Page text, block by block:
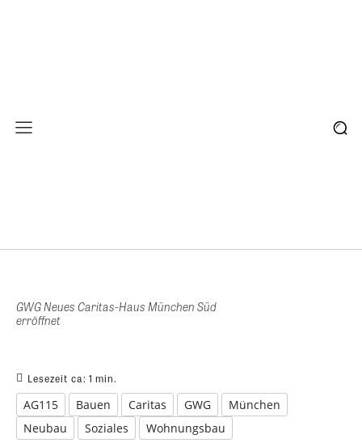
GWG Neues Caritas-Haus München Süd
erröffnet
Lesezeit ca: 1 min.
AG115 Bauen Caritas GWG
München
Neubau
Soziales Wohnungsbau